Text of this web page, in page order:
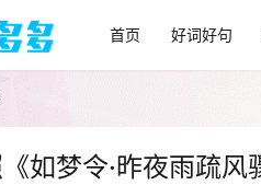
首页 好词好句
如梦令·昨夜雨疏风